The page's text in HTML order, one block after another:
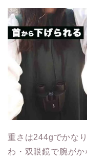
重さは244gでかな
わ・双眼鏡で腕がか